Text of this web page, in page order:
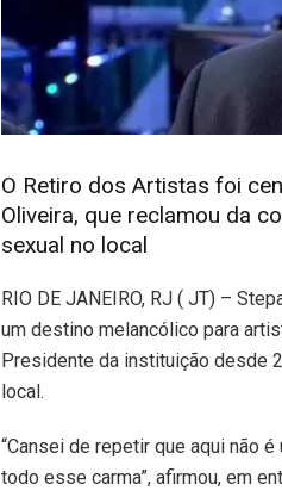
O Retiro dos Artistas foi
Oliveira, que reclamou da
sexual no local
RIO DE JANEIRO, RJ ( JT) –
um destino melancólico para
Presidente da instituição desde
local.
“Cansei de repetir que aqui não
todo esse carma”, afirmou, em